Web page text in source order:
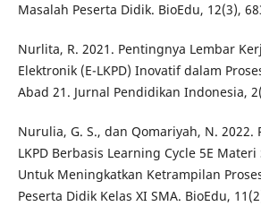
Masalah Peserta Didik. BioEdu, 12(3),
Nurlita, R. 2021. Pentingnya Lembar
Elektronik (E-LKPD) Inovatif dalam
Abad 21. Jurnal Pendidikan Indonesia,
Nurulia, G. S., dan Qomariyah, N. 2022.
LKPD Berbasis Learning Cycle 5E
Untuk Meningkatkan Ketrampilan
Peserta Didik Kelas XI SMA. BioEdu,